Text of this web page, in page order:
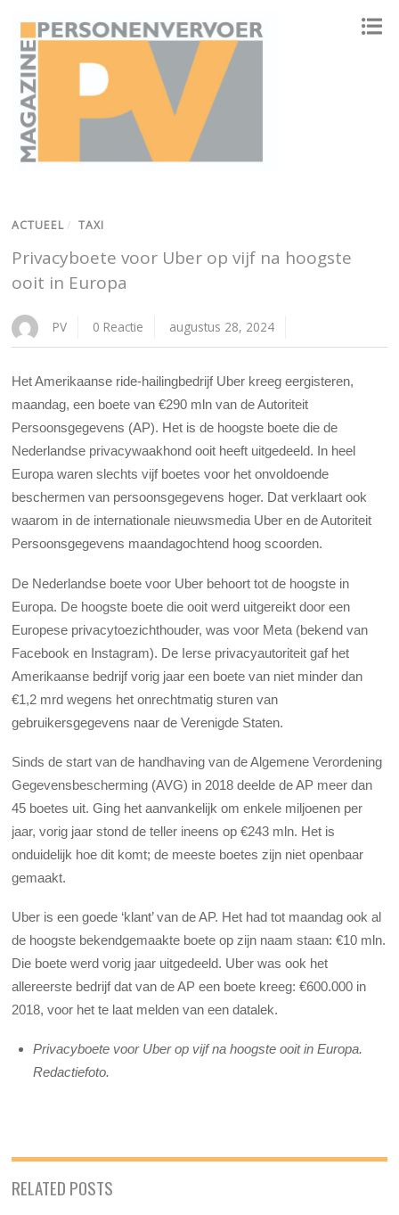
ACTUEEL / TAXI
Privacyboete voor Uber op vijf na hoogste
ooit in Europa
PV 0 Reactie augustus 28, 2024
Het Amerikaanse ride-hailingbedrijf Uber kreeg eergisteren,
maandag, een boete van €290 mln van de Autoriteit
Persoonsgegevens (AP). Het is de hoogste boete die de
Nederlandse privacywaakhond ooit heeft uitgedeeld. In heel
Europa waren slechts vijf boetes voor het onvoldoende
beschermen van persoonsgegevens hoger. Dat verklaart ook
waarom in de internationale nieuwsmedia Uber en de Autoriteit
Persoonsgegevens maandagochtend hoog scoorden.
De Nederlandse boete voor Uber behoort tot de hoogste in
Europa. De hoogste boete die ooit werd uitgereikt door een
Europese privacytoezichthouder, was voor Meta (bekend van
Facebook en Instagram). De Ierse privacyautoriteit gaf het
Amerikaanse bedrijf vorig jaar een boete van niet minder dan
€1,2 mrd wegens het onrechtmatig sturen van
gebruikersgegevens naar de Verenigde Staten.
Sinds de start van de handhaving van de Algemene Verordening
Gegevensbescherming (AVG) in 2018 deelde de AP meer dan
45 boetes uit. Ging het aanvankelijk om enkele miljoenen per
jaar, vorig jaar stond de teller ineens op €243 mln. Het is
onduidelijk hoe dit komt; de meeste boetes zijn niet openbaar
gemaakt.
Uber is een goede ‘klant’ van de AP. Het had tot maandag ook al
de hoogste bekendgemaakte boete op zijn naam staan: €10 mln.
Die boete werd vorig jaar uitgedeeld. Uber was ook het
allereerste bedrijf dat van de AP een boete kreeg: €600.000 in
2018, voor het te laat melden van een datalek.
Privacyboete voor Uber op vijf na hoogste ooit in Europa.
Redactiefoto.
RELATED POSTS